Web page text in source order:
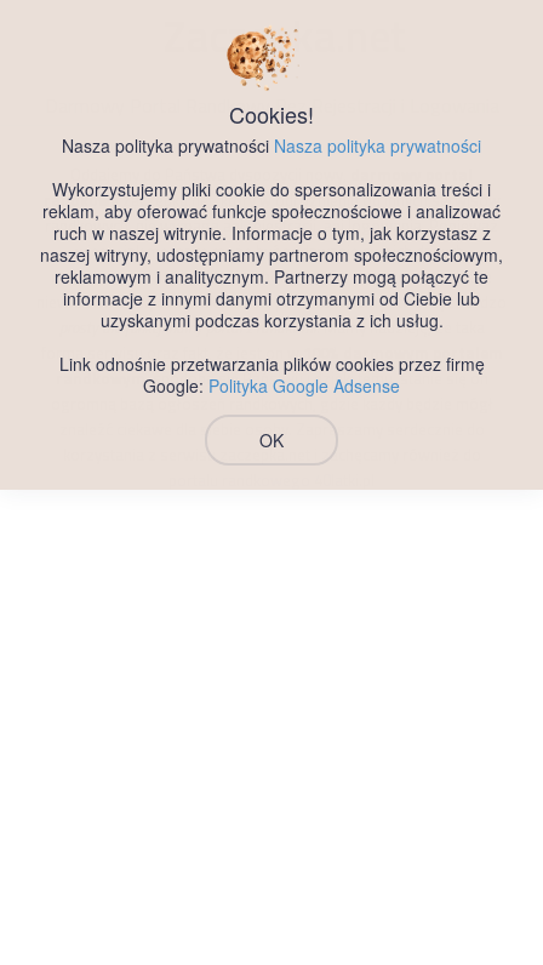
Cookies!
Nasza polityka prywatności Nasza polityka prywatności
Wykorzystujemy pliki cookie do spersonalizowania treści i
reklam, aby oferować funkcje społecznościowe i analizować
ruch w naszej witrynie. Informacje o tym, jak korzystasz z
naszej witryny, udostępniamy partnerom społecznościowym,
reklamowym i analitycznym. Partnerzy mogą połączyć te
informacje z innymi danymi otrzymanymi od Ciebie lub
uzyskanymi podczas korzystania z ich usług.
Link odnośnie przetwarzania plików cookies przez firmę
Google: Polityka Google Adsense
OK
Zaczepka
Darmowy Portal RandkowyBez Rejestracji i Logowania
randkowyzaczepka.net, który w odróżnieniu od innych serwisów
randkowych, nie wymaga ani rejestracji, ani logowania. Ponieważ
wiemy jak męczące może być podawanie swoich danych,
uzupełnianie dziesiątek pól wyboru, testów dopasowania, które
niewiele wnoszą do randkowania, postanowiliśmy stworzyć bardzo
prosty ale funkcjonalny portal z randkami. Mamy nadzieję, że taka
forma serwisu oraz fakt, że jest on w100% darmowym portalem
randkowym, spodoba się Państwu i dzięki temu, stanie się on
ogromną bazą ogłoszeń randkowych, gdzie każdy będzie mógł
znaleźć ciekawe dla siebie osoby. Zapraszamy serdecznie do
korzystania z serwisu zaczepka.net i zachęcamy również do